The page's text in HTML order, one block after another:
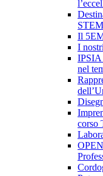
Il
I
IPSIA
nel
corso